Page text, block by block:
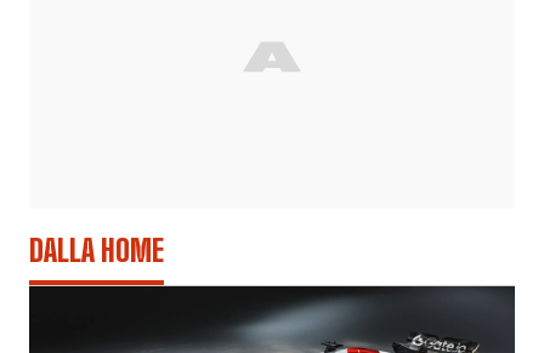
DALLA HOME